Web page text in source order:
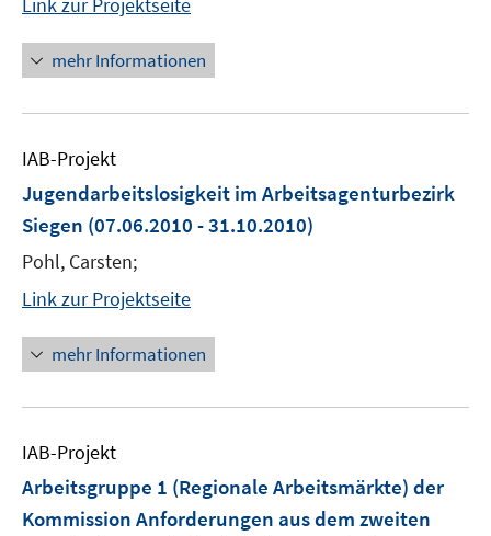
mehr Informationen
IAB-Projekt
Jugendarbeitslosigkeit im Arbeitsagenturbezirk
Siegen (07.06.2010 - 31.10.2010)
Pohl, Carsten;
Link zur Projektseite
mehr Informationen
IAB-Projekt
Arbeitsgruppe 1 (Regionale Arbeitsmärkte) der
Kommission Anforderungen aus dem zweiten